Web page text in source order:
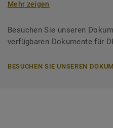
Mehr zeigen
Besuchen Sie unseren
verfügbaren Dokumente für
BESUCHEN SIE UNSEREN